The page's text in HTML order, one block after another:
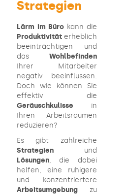
Strategien
Lärm im Büro kann die
Produktivitäterheblich
beeinträchtigen und
dasWohlbefinden
Ihrer Mitarbeiter
negativ beeinflussen.
Doch wie können Sie
effektiv die
Geräuschkulisse in
Ihren Arbeitsräumen
reduzieren?
Es gibt zahlreiche
Strategienund
Lösungen, die dabei
helfen, eine ruhigere
und konzentriertere
Arbeitsumgebungzu